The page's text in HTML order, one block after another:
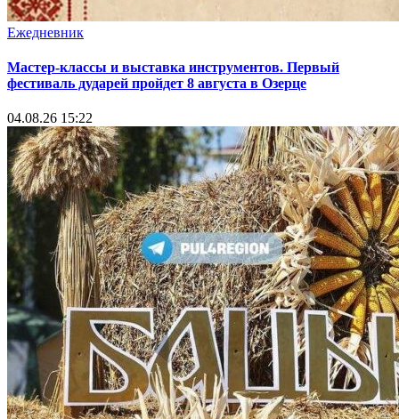
Ежедневник
Мастер-классы и выставка инструментов. Первый
фестиваль дударей пройдет 8 августа в Озерце
04.08.26 15:22